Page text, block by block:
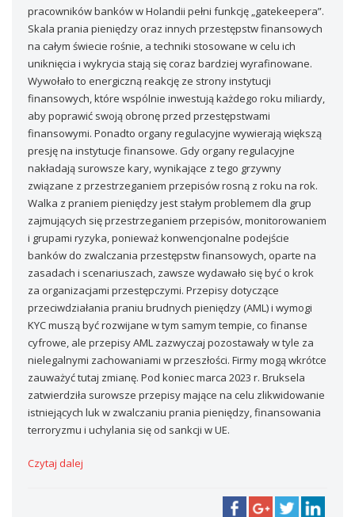
pracowników banków w Holandii pełni funkcję „gatekeepera”.
Skala prania pieniędzy oraz innych przestępstw finansowych
na całym świecie rośnie, a techniki stosowane w celu ich
uniknięcia i wykrycia stają się coraz bardziej wyrafinowane.
Wywołało to energiczną reakcję ze strony instytucji
finansowych, które wspólnie inwestują każdego roku miliardy,
aby poprawić swoją obronę przed przestępstwami
finansowymi. Ponadto organy regulacyjne wywierają większą
presję na instytucje finansowe. Gdy organy regulacyjne
nakładają surowsze kary, wynikające z tego grzywny
związane z przestrzeganiem przepisów rosną z roku na rok.
Walka z praniem pieniędzy jest stałym problemem dla grup
zajmujących się przestrzeganiem przepisów, monitorowaniem
i grupami ryzyka, ponieważ konwencjonalne podejście
banków do zwalczania przestępstw finansowych, oparte na
zasadach i scenariuszach, zawsze wydawało się być o krok
za organizacjami przestępczymi. Przepisy dotyczące
przeciwdziałania praniu brudnych pieniędzy (AML) i wymogi
KYC muszą być rozwijane w tym samym tempie, co finanse
cyfrowe, ale przepisy AML zazwyczaj pozostawały w tyle za
nielegalnymi zachowaniami w przeszłości. Firmy mogą wkrótce
zauważyć tutaj zmianę. Pod koniec marca 2023 r. Bruksela
zatwierdziła surowsze przepisy mające na celu zlikwidowanie
istniejących luk w zwalczaniu prania pieniędzy, finansowania
terroryzmu i uchylania się od sankcji w UE.
Czytaj dalej